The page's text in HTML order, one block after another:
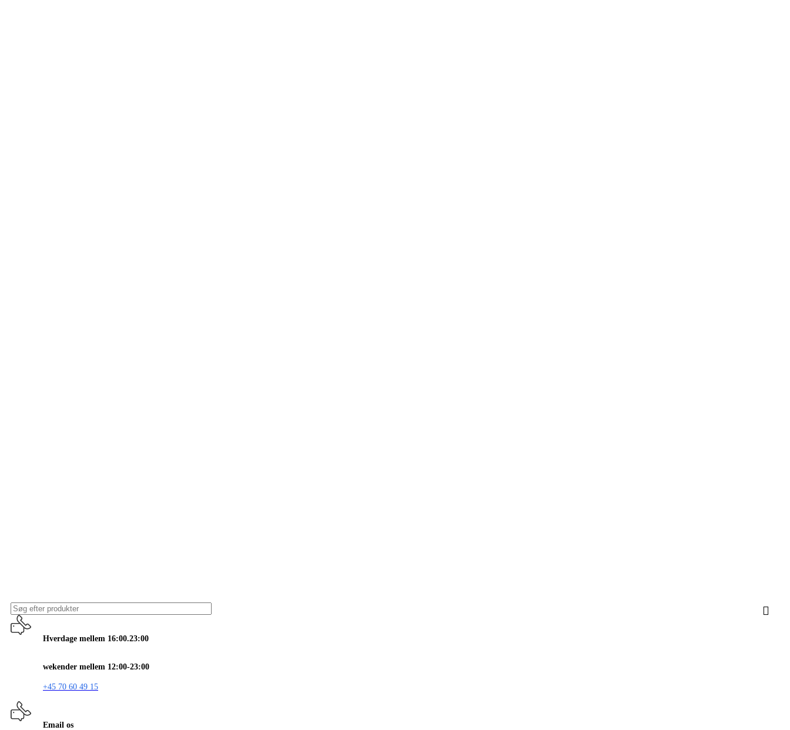
Hverdage mellem 16:00.23:00
wekender mellem 12:00-23:00
+45 70 60 49 15
Email os